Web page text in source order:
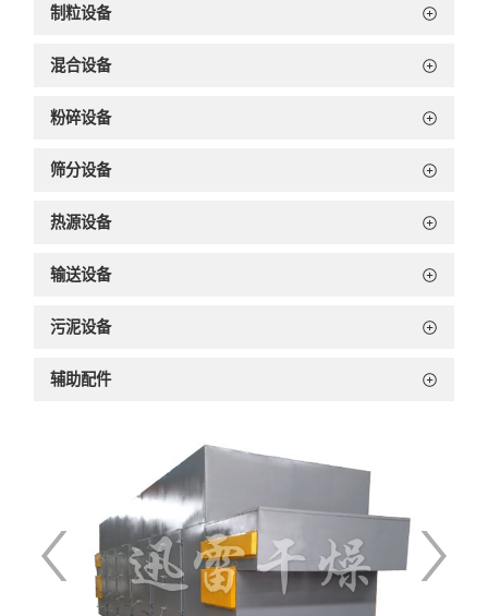
制粒设备
混合设备
粉碎设备
筛分设备
热源设备
输送设备
污泥设备
辅助配件